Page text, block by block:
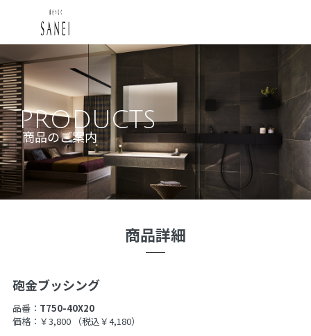
PRODUCTS
商品のご案内
商品詳細
砲金ブッシング
品番： T750-40X20
価格：￥3,800
（税込￥4,180）